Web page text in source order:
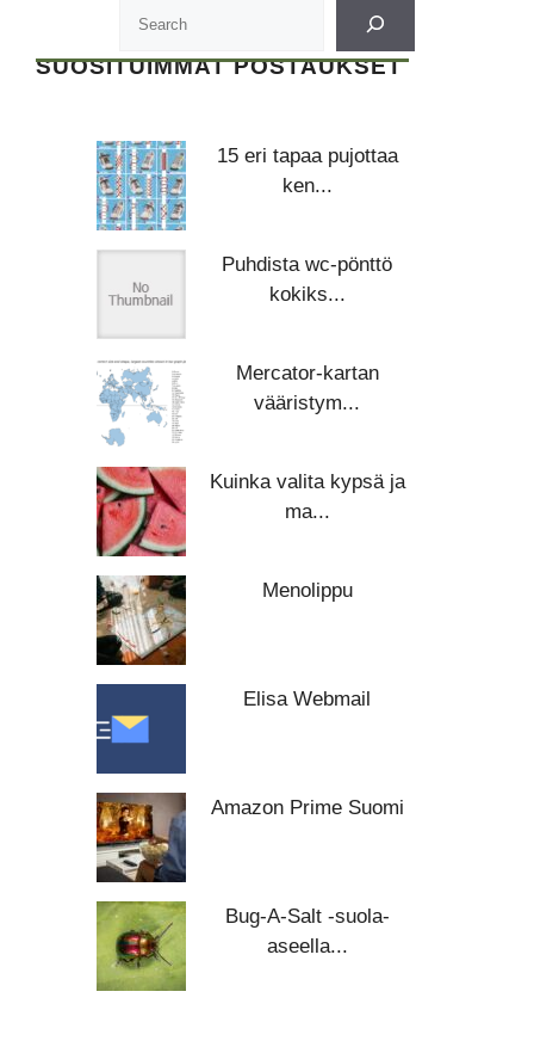
SUOSITUIMMAT POSTAUKSET
15 eri tapaa pujottaa
ken...
Puhdista wc-pönttö
kokiks...
Mercator-kartan
vääristym...
Kuinka valita kypsä ja
ma...
Menolippu
Elisa Webmail
Amazon Prime Suomi
Bug-A-Salt -suola-
aseella...